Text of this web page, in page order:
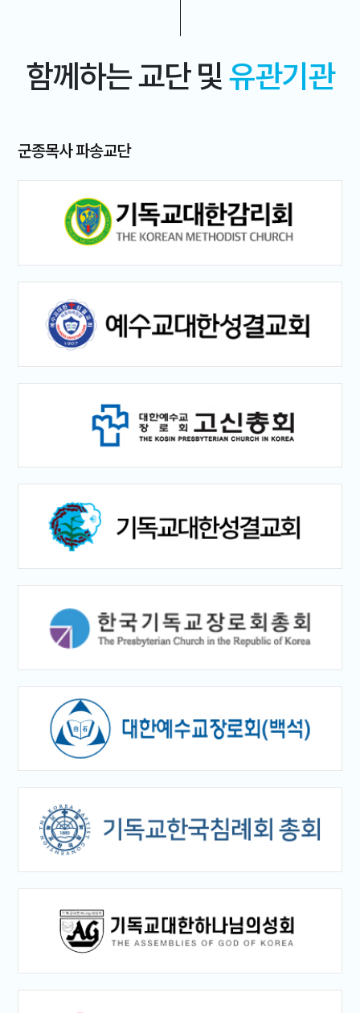
함께하는 교단 및유관기관
군종목사 파송교단